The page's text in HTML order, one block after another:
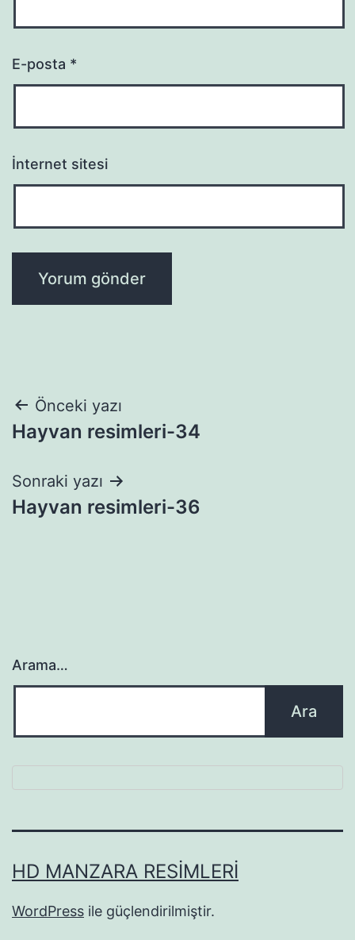
E-posta *
İnternet sitesi
Yazı
gezinmesi
Önceki yazı
Hayvan resimleri-34
Sonraki yazı
Hayvan resimleri-36
Arama…
HD MANZARA RESIMLERI
WordPress ile güçlendirilmiştir.